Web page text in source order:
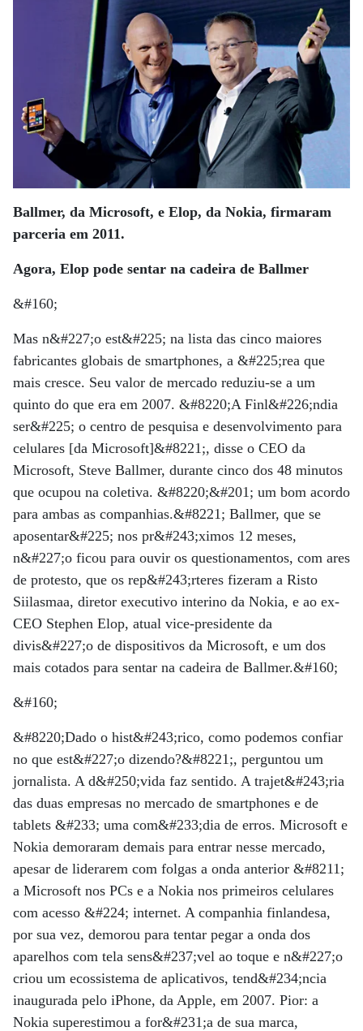
Ballmer, da Microsoft, e Elop, da Nokia, firmaram
parceria em 2011.
Agora, Elop pode sentar na cadeira de Ballmer
&#160;
Mas n&#227;o est&#225; na lista das cinco maiores
fabricantes globais de smartphones, a &#225;rea que
mais cresce. Seu valor de mercado reduziu-se a um
quinto do que era em 2007. &#8220;A Finl&#226;ndia
ser&#225; o centro de pesquisa e desenvolvimento para
celulares [da Microsoft]&#8221;, disse o CEO da
Microsoft, Steve Ballmer, durante cinco dos 48 minutos
que ocupou na coletiva. &#8220;&#201; um bom acordo
para ambas as companhias.&#8221; Ballmer, que se
aposentar&#225; nos pr&#243;ximos 12 meses,
n&#227;o ficou para ouvir os questionamentos, com ares
de protesto, que os rep&#243;rteres fizeram a Risto
Siilasmaa, diretor executivo interino da Nokia, e ao ex-
CEO Stephen Elop, atual vice-presidente da
divis&#227;o de dispositivos da Microsoft, e um dos
mais cotados para sentar na cadeira de Ballmer.&#160;
&#160;
&#8220;Dado o hist&#243;rico, como podemos confiar
no que est&#227;o dizendo?&#8221;, perguntou um
jornalista. A d&#250;vida faz sentido. A trajet&#243;ria
das duas empresas no mercado de smartphones e de
tablets &#233; uma com&#233;dia de erros. Microsoft e
Nokia demoraram demais para entrar nesse mercado,
apesar de liderarem com folgas a onda anterior &#8211;
a Microsoft nos PCs e a Nokia nos primeiros celulares
com acesso &#224; internet. A companhia finlandesa,
por sua vez, demorou para tentar pegar a onda dos
aparelhos com tela sens&#237;vel ao toque e n&#227;o
criou um ecossistema de aplicativos, tend&#234;ncia
inaugurada pelo iPhone, da Apple, em 2007. Pior: a
Nokia superestimou a for&#231;a de sua marca,